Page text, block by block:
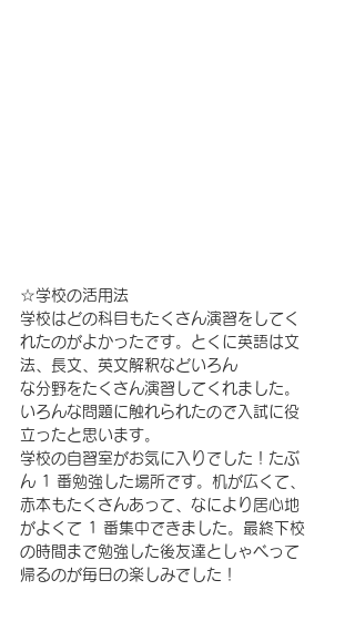
☆学校の活用法
学校はどの科目もたくさん演習をしてく
れたのがよかったです。とくに英語は文
法、長文、英文解釈などいろん
な分野をたくさん演習してくれました。
いろんな問題に触れられたので入試に役
立ったと思います。
学校の自習室がお気に入りでした！たぶ
ん 1 番勉強した場所です。机が広くて、
赤本もたくさんあって、なにより居心地
がよくて 1 番集中できました。最終下校
の時間まで勉強した後友達としゃべって
帰るのが毎日の楽しみでした！